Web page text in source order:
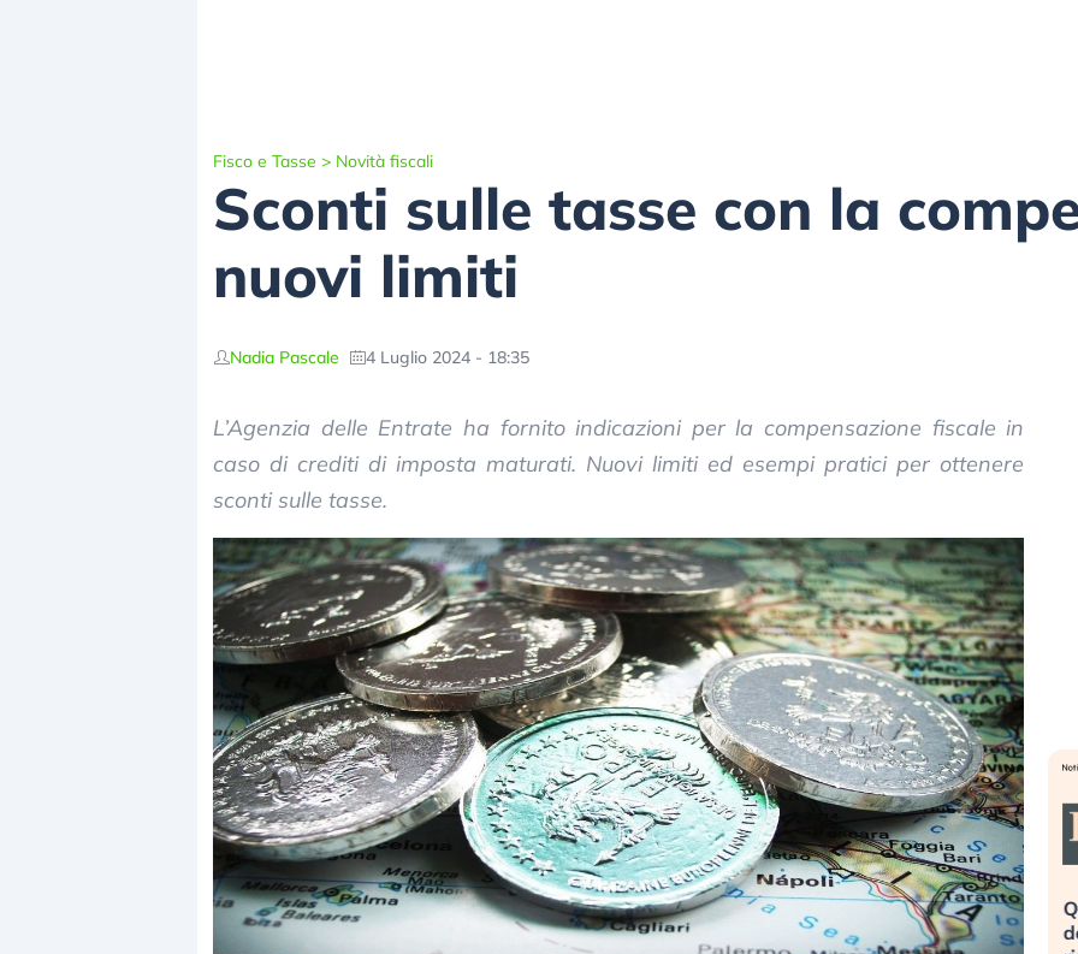
Fisco e Tasse > Novità fiscali
Sconti sulle tasse con la
nuovi limiti
Nadia Pascale 4 Luglio 2024 - 18:35
L’Agenzia delle Entrate ha fornito indicazioni per la compensazione fiscale in
caso di crediti di imposta maturati. Nuovi limiti ed esempi pratici per ottenere
sconti sulle tasse.
Dalle valutazioni estreme alla
correzione. Cosa sta guidando il
«La mia vita è rovinata». Investitori
in preda al panico dopo lo scoppio
Quando la finanza pesa
dell’economia reale.